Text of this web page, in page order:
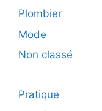
Plombier
Mode
Non classé
Pratique